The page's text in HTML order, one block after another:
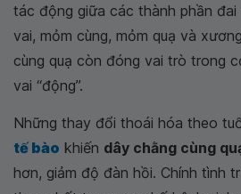
tác động giữa các thành phần
vai, mỏm cùng, mỏm quạ và
cùng quạ còn đóng vai trò trong
vai “động”.
Những thay đổi thoái hóa theo
tế bào khiến dây chằng cùng
hơn, giảm độ đàn hồi. Chính tình